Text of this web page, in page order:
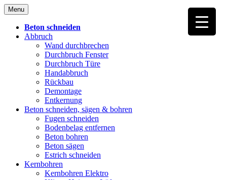
Skip
to
content
Menu
Beton schneiden
Abbruch
Wand durchbrechen
Durchbruch Fenster
Durchbruch Türe
Handabbruch
Rückbau
Demontage
Entkernung
Beton schneiden, sägen & bohren
Fugen schneiden
Bodenbelag entfernen
Beton bohren
Beton sägen
Estrich schneiden
Kernbohren
Kernbohren Elektro